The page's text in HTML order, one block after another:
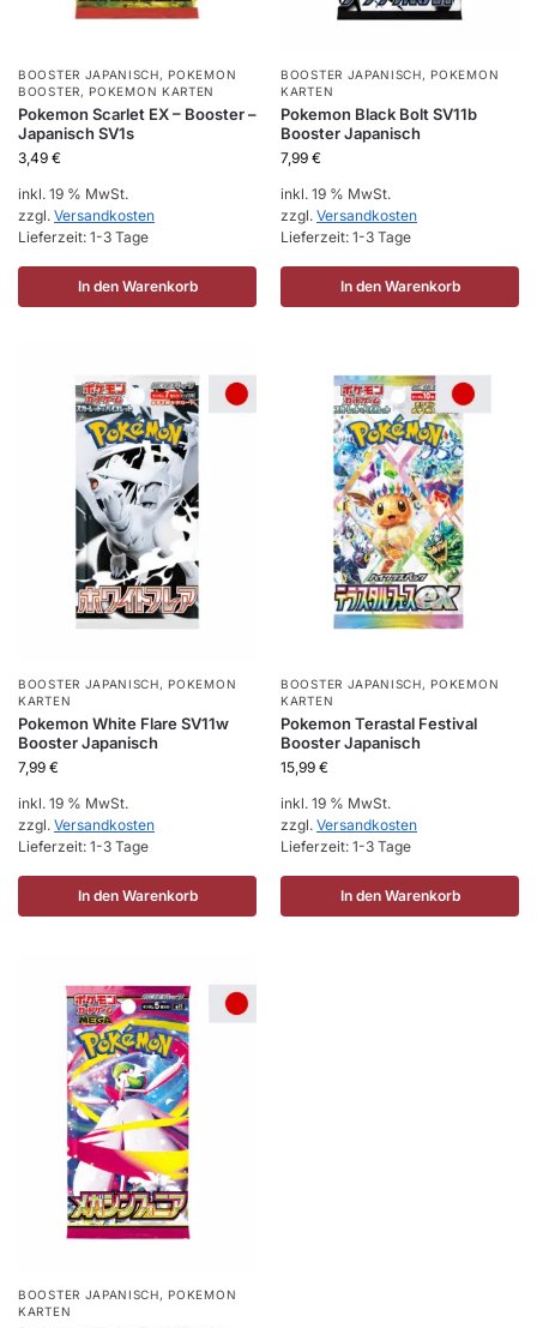
BOOSTER JAPANISCH,POKEMON
BOOSTER,POKEMON KARTEN
Pokemon Scarlet EX – Booster –
Japanisch SV1s
3,49 €
inkl. 19 % MwSt.
zzgl. Versandkosten
Lieferzeit: 1-3 Tage
In den Warenkorb
BOOSTER JAPANISCH,POKEMON
KARTEN
Pokemon Black Bolt SV11b
Booster Japanisch
7,99 €
inkl. 19 % MwSt.
zzgl. Versandkosten
Lieferzeit: 1-3 Tage
In den Warenkorb
BOOSTER JAPANISCH, POKEMON
KARTEN
Pokemon White Flare SV11w
Booster Japanisch
7,99 €
inkl. 19 % MwSt.
zzgl. Versandkosten
Lieferzeit: 1-3 Tage
In den Warenkorb
BOOSTER JAPANISCH, POKEMON
KARTEN
Pokemon Terastal Festival
Booster Japanisch
15,99 €
inkl. 19 % MwSt.
zzgl. Versandkosten
Lieferzeit: 1-3 Tage
In den Warenkorb
BOOSTER JAPANISCH,POKEMON
KARTEN